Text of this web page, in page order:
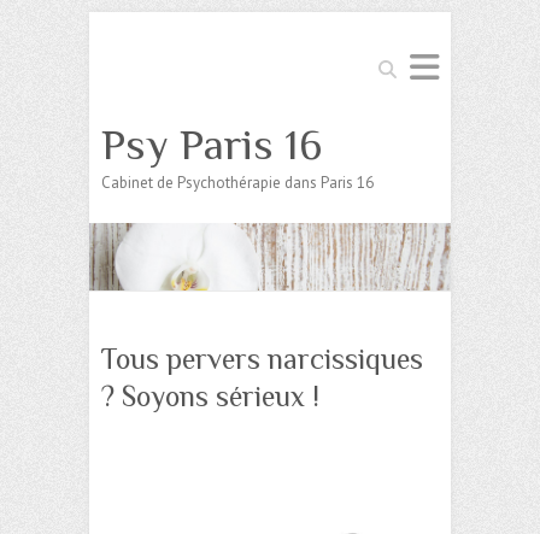
Search
Psy Paris 16
Cabinet de Psychothérapie dans Paris 16
Tous pervers narcissiques
? Soyons sérieux !